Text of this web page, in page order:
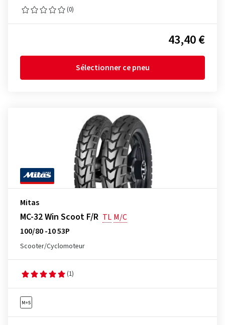
(0)
43,40 €
Sélectionner ce pneu
Mitas
MC-32 Win Scoot F/R TL M/C
100/80 -10 53P
Scooter/Cyclomoteur
(1)